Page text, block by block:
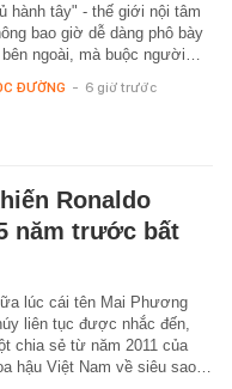
hành tây" - thế giới nội tâm
bao giờ dễ dàng phô bày
bên ngoài, mà buộc người…
ĐƯỜNG - 6 giờ trước
Ronaldo
năm trước bất
lúc cái tên Mai Phương
liên tục được nhắc đến,
chia sẻ từ năm 2011 của
hậu Việt Nam về siêu sao…